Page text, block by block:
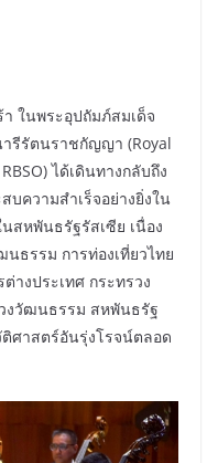
ในพระอุปถัมภ์สมเด็จ
รีรัตนราชกัญญา (Royal
ได้เดินทางกลับถึง
บความสำเร็จอย่างยิ่งใน
สหพันธรัฐรัสเซีย เนื่อง
ธรรม การท่องเที่ยวไทย
างประเทศ กระทรวง
งวัฒนธรรม สหพันธรัฐ
ศาสตร์อันรุ่งโรจน์ตลอด